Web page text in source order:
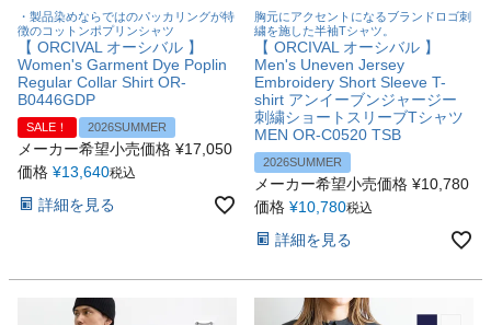
・製品染めならではのパッカリングが特
徴のコットンポプリンシャツ
【 ORCIVAL オーシバル 】
Women's Garment Dye Poplin
Regular Collar Shirt OR-
B0446GDP
SALE！ 2026SUMMER
メーカー希望小売価格 ¥17,050
価格 ¥13,640税込
詳細を見る
胸元にアクセントになるブランドロゴ刺
繍を施した半袖Tシャツ。
【 ORCIVAL オーシバル 】
Men's Uneven Jersey
Embroidery Short Sleeve T-
shirt アンイーブンジャージー
刺繍ショートスリーブTシャツ
MEN OR-C0520 TSB
2026SUMMER
メーカー希望小売価格 ¥10,780
価格 ¥10,780税込
詳細を見る